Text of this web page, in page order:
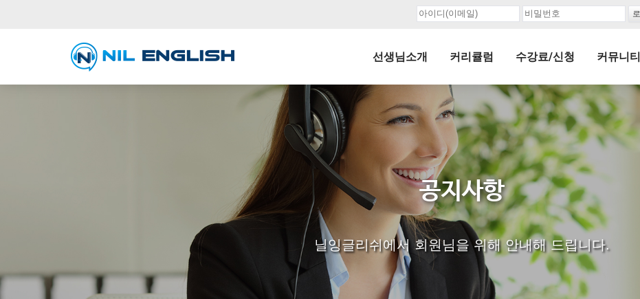
선생님소개 커리큘럼 수강료/신청 커뮤니티
공지사항
닐잉글리쉬에서 회원님을 위해 안내해 드립니다.